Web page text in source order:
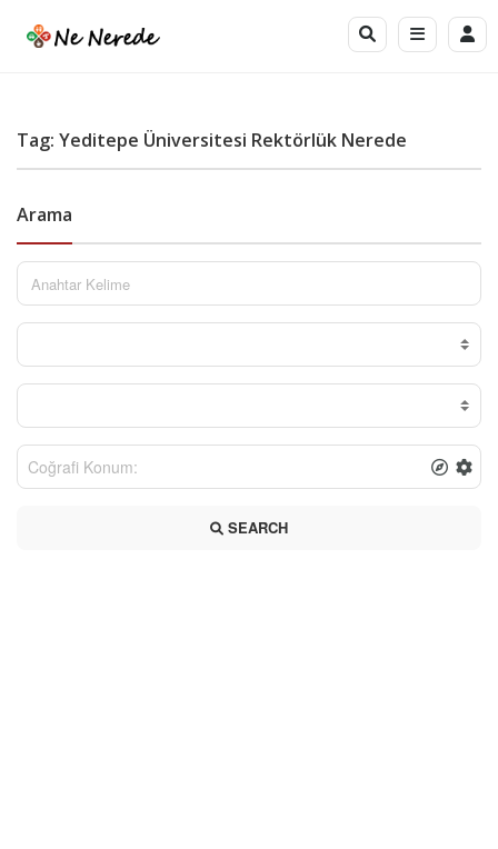
Tag: Yeditepe Üniversitesi Rektörlük Nerede
Arama
SEARCH